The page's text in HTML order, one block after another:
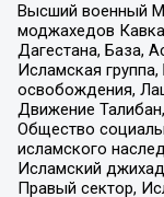
Высший военный
моджахедов
Дагестана, База,
Исламская
освобождения,
Движение
Общество
исламского
Исламский
Правый сектор,